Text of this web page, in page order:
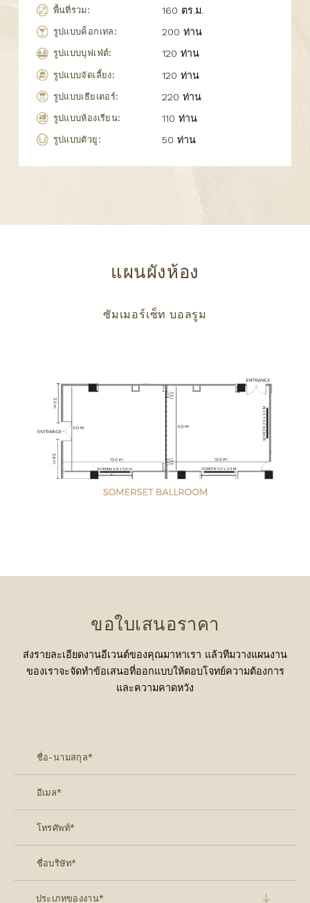
พื้นที่รวม: 160 ตร.ม.
รูปแบบค็อกเทล: 200 ท่าน
รูปแบบบุฟเฟ่ต์: 120 ท่าน
รูปแบบจัดเลี้ยง: 120 ท่าน
รูปแบบเธียเตอร์: 220 ท่าน
รูปแบบห้องเรียน: 110 ท่าน
รูปแบบตัวยู: 50 ท่าน
แผนผังห้อง
ซัมเมอร์เซ็ท บอลรูม
ขอใบเสนอราคา
ส่งรายละเอียดงานอีเวนต์ของคุณมาหาเรา แล้วทีมวางแผนงาน
ของเราจะจัดทำข้อเสนอที่ออกแบบให้ตอบโจทย์ความต้องการ
และความคาดหวัง
ประเภทของงาน*